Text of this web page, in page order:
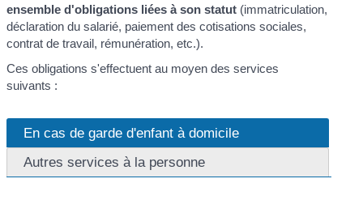
ensemble d'obligations liées à son statut (immatriculation,
déclaration du salarié, paiement des cotisations sociales,
contrat de travail, rémunération, etc.).
Ces obligations s'effectuent au moyen des services
suivants :
En cas de garde d'enfant à domicile
Autres services à la personne